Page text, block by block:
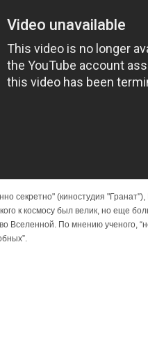
секретно" (киностудия
к космосу был велик, но еще
Вселенной. По мнению ученого,